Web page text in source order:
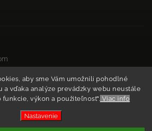
aby sme Vám umožnili pohodlné
a vďaka analýze prevádzky webu neustále
funkcie, výkon a použiteľnosť". Viac info
Nastavenie